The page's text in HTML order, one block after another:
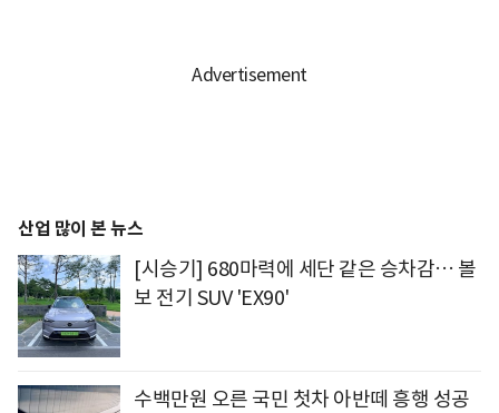
산업 많이 본 뉴스
[시승기] 680마력에 세단 같은 승차감… 볼
보 전기 SUV 'EX90'
수백만원 오른 국민 첫차 아반떼 흥행 성공